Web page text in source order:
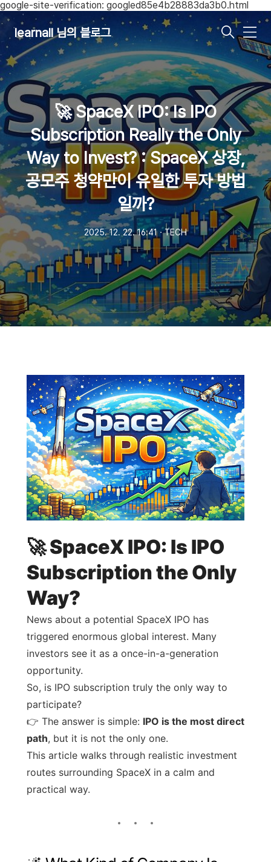
google-site-verification: googled85e4b28883da3b0.html
learnall 님의 블로그
메
뉴
🚀 SpaceX IPO: Is IPO
Subscription Really the Only
Way to Invest? : SpaceX 상장,
공모주 청약만이 유일한 투자 방법
일까?
2025. 12. 22. 16:41ㆍTECH
🚀 SpaceX IPO: Is IPO
Subscription the Only
Way?
News about a potential SpaceX IPO has
triggered enormous global interest. Many
investors see it as a once-in-a-generation
opportunity.
So, is IPO subscription truly the only way to
participate?
👉 The answer is simple: IPO is the most direct
path, but it is not the only one.
This article walks through realistic investment
routes surrounding SpaceX in a calm and
practical way.